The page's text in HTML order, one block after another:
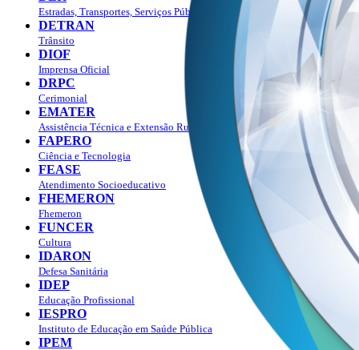
Estradas, Transportes, Serviços Públicos
DETRAN
Trânsito
DIOF
Imprensa Oficial
DRPC
Cerimonial
EMATER
Assistência Técnica e Extensão Rural
FAPERO
Ciência e Tecnologia
FEASE
Atendimento Socioeducativo
FHEMERON
Fhemeron
FUNCER
Cultura
IDARON
Defesa Sanitária
IDEP
Educação Profissional
IESPRO
Instituto de Educação em Saúde Pública
IPEM